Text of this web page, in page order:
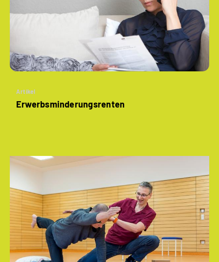
Artikel
­Erwerbsminderungs­renten